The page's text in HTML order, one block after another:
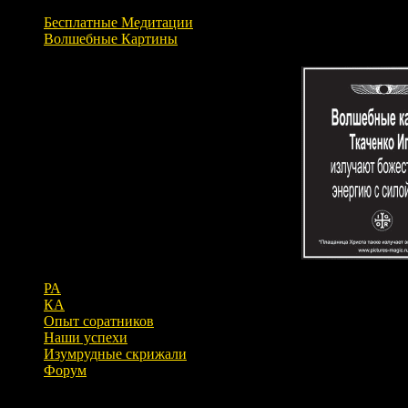
Бесплатные Медитации
Волшебные Картины
РА
КА
Опыт соратников
Наши успехи
Изумрудные скрижали
Форум